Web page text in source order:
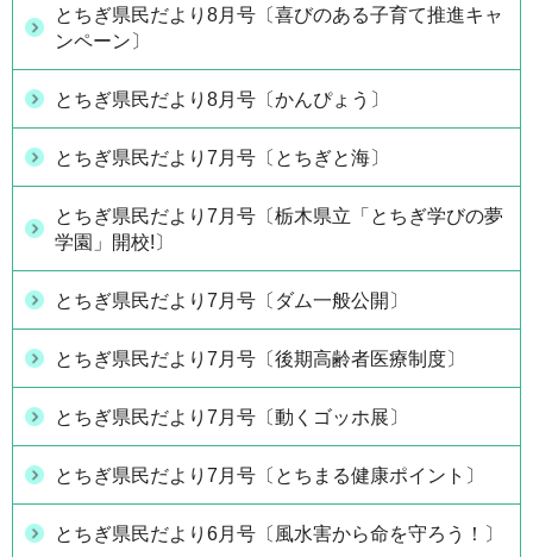
とちぎ県民だより8月号〔喜びのある子育て推進キャ
ンペーン〕
とちぎ県民だより8月号〔かんぴょう〕
とちぎ県民だより7月号〔とちぎと海〕
とちぎ県民だより7月号〔栃木県立「とちぎ学びの夢
学園」開校!〕
とちぎ県民だより7月号〔ダム一般公開〕
とちぎ県民だより7月号〔後期高齢者医療制度〕
とちぎ県民だより7月号〔動くゴッホ展〕
とちぎ県民だより7月号〔とちまる健康ポイント〕
とちぎ県民だより6月号〔風水害から命を守ろう！〕